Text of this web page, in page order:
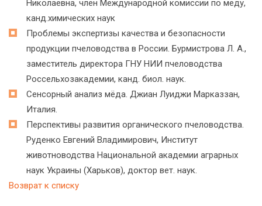
Николаевна, член Международной комиссии по меду,
канд.химических наук
Проблемы экспертизы качества и безопасности
продукции пчеловодства в России. Бурмистрова Л. А.,
заместитель директора ГНУ НИИ пчеловодства
Россельхозакадемии, канд. биол. наук.
Сенсорный анализ мёда. Джиан Луиджи Марказзан,
Италия.
Перспективы развития органического пчеловодства.
Руденко Евгений Владимирович, Институт
животноводства Национальной академии аграрных
наук Украины (Харьков), доктор вет. наук.
Возврат к списку